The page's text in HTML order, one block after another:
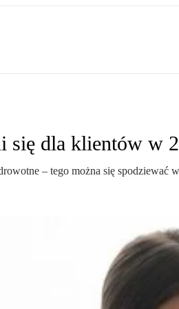
się dla klientów w
– tego można się spodziewać